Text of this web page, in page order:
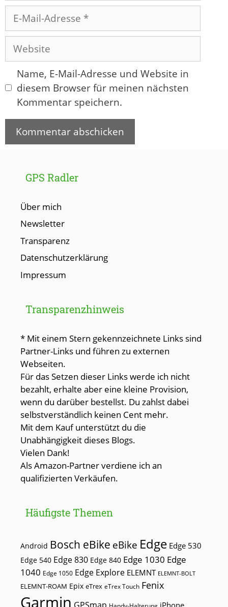
Mail-
Adresse
Website
Name, E-Mail-Adresse und Website in
diesem Browser für meinen nächsten
Kommentar speichern.
GPS Radler
Über mich
Newsletter
Transparenz
Datenschutzerklärung
Impressum
Transparenzhinweis
* Mit einem Stern gekennzeichnete Links sind
Partner-Links und führen zu externen
Webseiten.
Für das Setzen dieser Links werde ich nicht
bezahlt, erhalte aber eine kleine Provision,
wenn du darüber bestellst. Du zahlst dabei
selbstverständlich keinen Cent mehr.
Mit dem Kauf unterstützt du die
Unabhängigkeit dieses Blogs.
Vielen Dank!
Als Amazon-Partner verdiene ich an
qualifizierten Verkäufen.
Häufigste Themen
Android Bosch eBike eBike Edge Edge 530
Edge 540 Edge 830 Edge 840 Edge 1030 Edge
1040 Edge 1050 Edge Explore ELEMNT ELEMNT-BOLT
ELEMNT-ROAM Epix eTrex eTrex Touch Fenix
Garmin iPhone